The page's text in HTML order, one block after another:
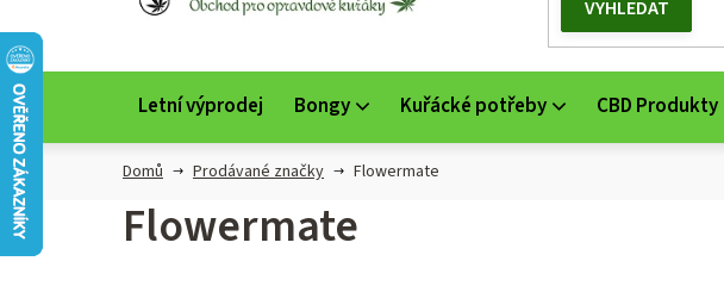
Letní výprodej Bongy Kuřácké potřeby CBD Produkty
Domů Prodávané značky Flowermate
Flowermate